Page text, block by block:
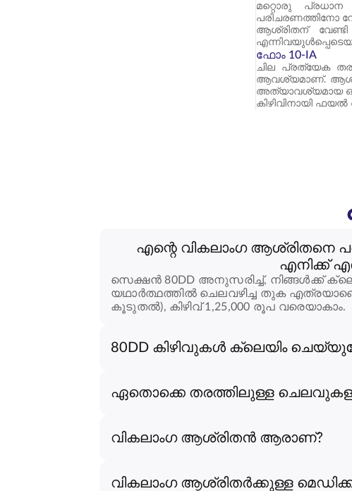
മറ്റൊരു പ്രധാന
പരിചരണത്തിനോ
ആശ്രിതന്
ഫോം 10-IA
ചില പ്രത്യേക
ആവശ്യമാണ്.
അത്യാവശ്യമായ
കിഴിവിനായി ഫയൽ
എന്റെ വികലാംഗ ആശ്രിതനെ
എനിക്ക്
സെക്ഷൻ 80DD അനുസരിച്ച്, നിങ്ങൾക്ക്
യഥാർത്ഥത്തിൽ ചെലവഴിച്ച തുക
കൂടുതൽ), കിഴിവ് 1,25,000 രൂപ വരെയാകാം.
80DD കിഴിവുകൾ ക്ലെയിം
ഏതൊക്കെ തരത്തിലുള്ള
വികലാംഗ ആശ്രിതൻ ആരാണ്?
വികലാംഗ ആശ്രിതർക്കുള്ള മെഡിക്കൽ